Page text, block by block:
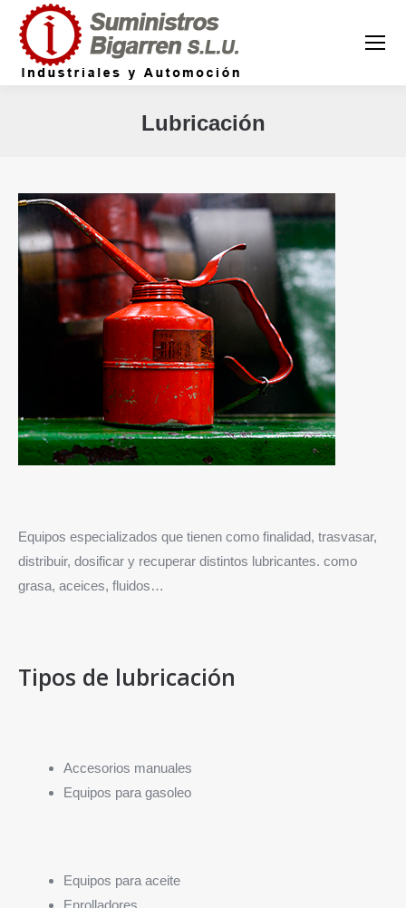
Lubricación
Equipos especializados que tienen como finalidad, trasvasar,
distribuir, dosificar y recuperar distintos lubricantes. como
grasa, aceices, fluidos…
Tipos de lubricación
Accesorios manuales
Equipos para gasoleo
Equipos para aceite
Enrolladores